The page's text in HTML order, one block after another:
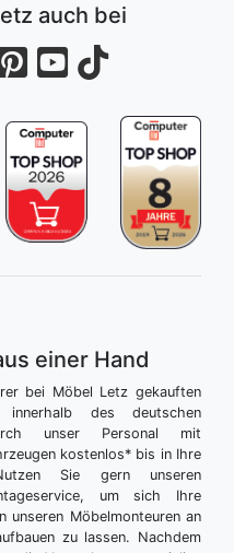
auch bei
einer Hand
bei Möbel Letz gekauften
des deutschen
unser Personal mit
kostenlos* bis in Ihre
Sie gern unseren
um sich Ihre
unseren Möbelmonteuren an
zu lassen. Nachdem